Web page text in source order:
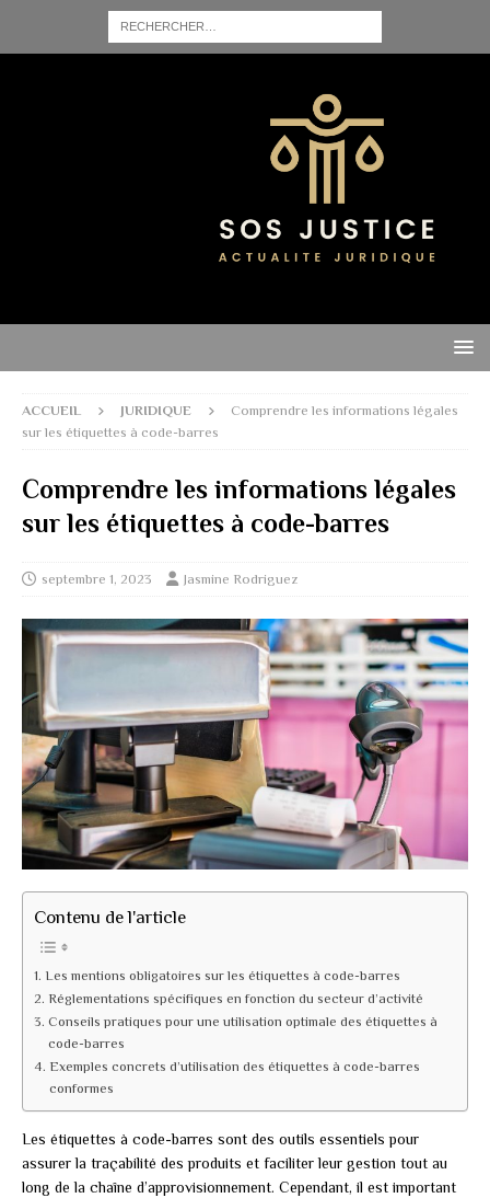
ACCUEIL JURIDIQUE
Comprendre les informations légales
sur les étiquettes à code-barres
Comprendre les informations légales
sur les étiquettes à code-barres
septembre 1, 2023 Jasmine Rodriguez
Contenu de l'article
Les mentions obligatoires sur les étiquettes à code-barres
Réglementations spécifiques en fonction du secteur d’activité
Conseils pratiques pour une utilisation optimale des étiquettes à
code-barres
Exemples concrets d’utilisation des étiquettes à code-barres
conformes
Les étiquettes à code-barres sont des outils essentiels pour
assurer la traçabilité des produits et faciliter leur gestion tout au
long de la chaîne d’approvisionnement. Cependant, il est important